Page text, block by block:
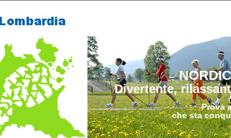
Divertente,
Prova
che sta